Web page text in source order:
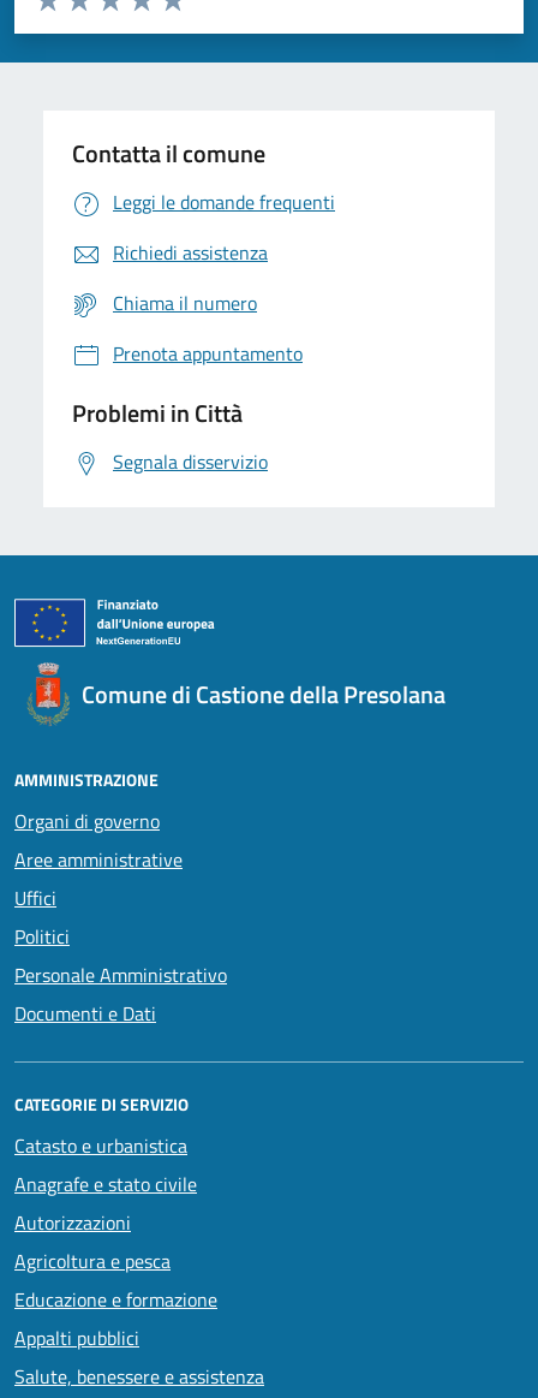
Valuta 5 stelle su 5
Valuta 4 stelle su 5
Valuta 3 stelle su 5
Valuta 2 stelle su 5
Valuta 1 stelle su 5
Contatta il comune
Leggi le domande frequenti
Richiedi assistenza
Chiama il numero
Prenota appuntamento
Problemi in Città
Segnala disservizio
Comune di Castione della Presolana
AMMINISTRAZIONE
Organi di governo
Aree amministrative
Uffici
Politici
Personale Amministrativo
Documenti e Dati
CATEGORIE DI SERVIZIO
Catasto e urbanistica
Anagrafe e stato civile
Autorizzazioni
Agricoltura e pesca
Educazione e formazione
Appalti pubblici
Salute, benessere e assistenza